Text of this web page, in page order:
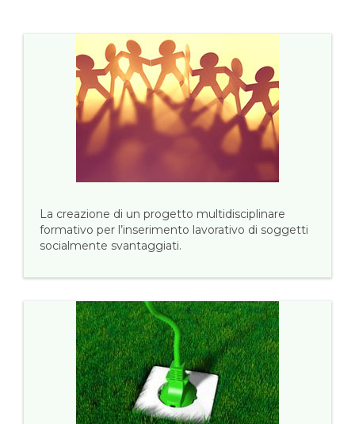
La creazione di un progetto multidisciplinare
formativo per l’inserimento lavorativo di soggetti
socialmente svantaggiati.